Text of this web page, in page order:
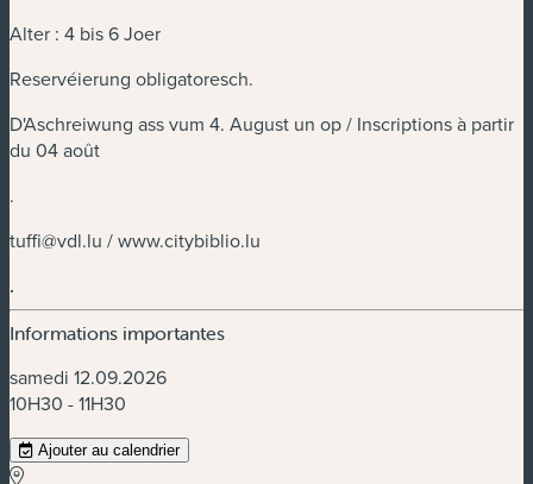
Alter : 4 bis 6 Joer
Reservéierung obligatoresch.
D'Aschreiwung ass vum 4. August un op / Inscriptions à partir
du 04 août
.
tuffi@vdl.lu / www.citybiblio.lu
.
Informations importantes
samedi 12.09.2026
10H30 - 11H30
Ajouter au calendrier